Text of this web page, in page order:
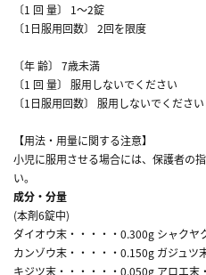
〔1 回 量〕 1～2錠
〔1日服用回数〕 2回を限度
〔年 齢〕 7歳未満
〔1 回 量〕 服用しないでください
〔1日服用回数〕 服用しないでください
【用法・用量に関する注意】
小児に服用させる場合には、保護者の
い。
成分・分量
(本剤6錠中)
ダイオウ末・・・・・0.300g シャクヤ
カンゾウ末・・・・・0.150g ガジュツ
キジツ末・・・・・・0.050g アロエ末